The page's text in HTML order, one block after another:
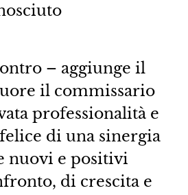
– aggiunge il
il commissario
professionalità e
di una sinergia
nuovi e positivi
di crescita e